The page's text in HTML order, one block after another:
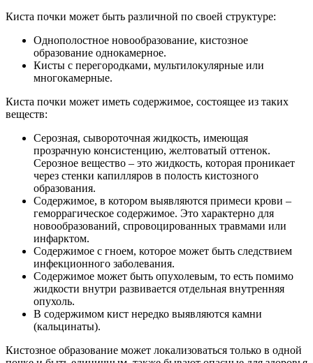
Киста почки может быть различной по своей структуре:
Однополостное новообразование, кистозное
образование однокамерное.
Кисты с перегородками, мультилокулярные или
многокамерные.
Киста почки может иметь содержимое, состоящее из таких
веществ:
Серозная, сывороточная жидкость, имеющая
прозрачную консистенцию, желтоватый оттенок.
Серозное вещество – это жидкость, которая проникает
через стенки капилляров в полость кистозного
образования.
Содержимое, в котором выявляются примеси крови –
геморрагическое содержимое. Это характерно для
новообразований, спровоцированных травмами или
инфарктом.
Содержимое с гноем, которое может быть следствием
инфекционного заболевания.
Содержимое может быть опухолевым, то есть помимо
жидкости внутри развивается отдельная внутренняя
опухоль.
В содержимом кист нередко выявляются камни
(кальцинаты).
Кистозное образование может локализоваться только в одной